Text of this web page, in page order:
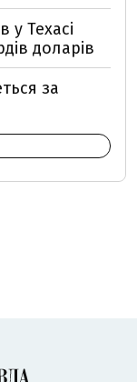
у Техасі
доларів
за